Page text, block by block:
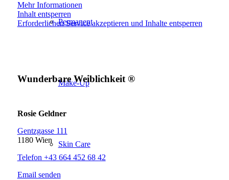
Permanent
Make-Up
Skin Care
Mehr Informationen
Inhalt entsperren
Erforderlichen Service akzeptieren und Inhalte entsperren
Wunderbare Weiblichkeit ®
Rosie Geldner
Gentzgasse 111
1180 Wien
Telefon +43 664 452 68 42
Email senden